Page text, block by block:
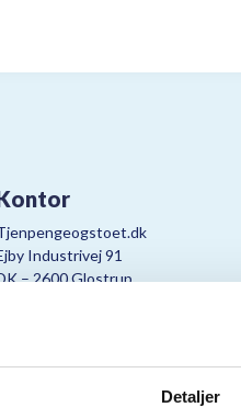
Detaljer
Industrivej 91
– 2600 Glostrup